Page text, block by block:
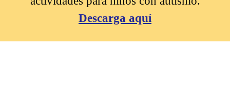
Descarga aquí